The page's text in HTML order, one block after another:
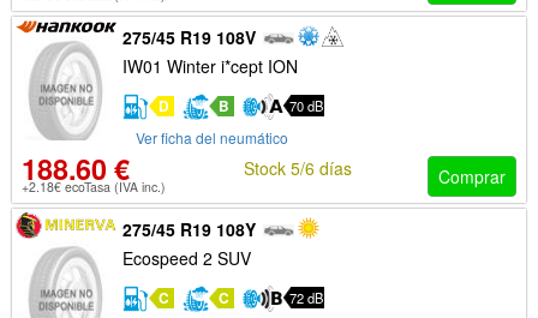
275/45 R19 108V
IW01 Winter i*cept ION
D B 70 dB
Ver ficha del neumático
188.60 €
+2.18€ ecoTasa (IVA inc.) Comprar
Stock 5/6 días
275/45 R19 108Y
Ecospeed 2 SUV
C C 72 dB